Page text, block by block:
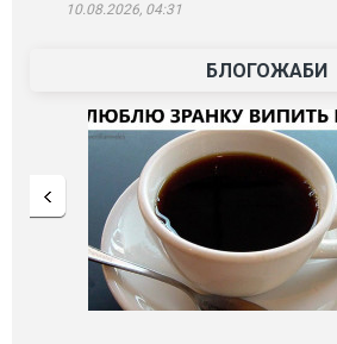
10.08.2026, 04:31
БЛОГОЖАБИ